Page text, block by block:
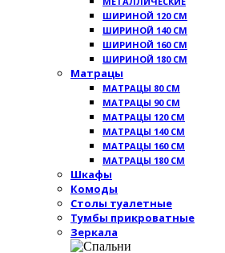
ШИРИНОЙ 120 СМ
ШИРИНОЙ 140 СМ
ШИРИНОЙ 160 СМ
ШИРИНОЙ 180 СМ
Матрацы
МАТРАЦЫ 80 СМ
МАТРАЦЫ 90 СМ
МАТРАЦЫ 120 СМ
МАТРАЦЫ 140 СМ
МАТРАЦЫ 160 СМ
МАТРАЦЫ 180 СМ
Шкафы
Комоды
Столы туалетные
Тумбы прикроватные
Зеркала